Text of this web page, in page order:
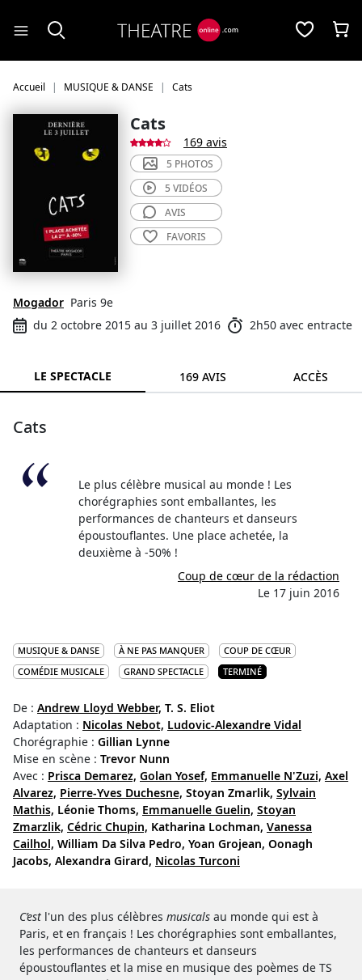
Accueil MUSIQUE & DANSE Cats
Cats
169 avis
Mogador Paris 9e
du 2 octobre 2015 au 3 juillet 2016
2h50 avec entracte
5 PHOTOS
5 VIDÉOS
AVIS
FAVORIS
LE SPECTACLE 169 AVIS ACCÈS
Cats
Le plus célèbre musical au monde ! Les
chorégraphies sont emballantes, les
performances de chanteurs et danseurs
époustouflantes. Une place achetée, la
deuxième à -50% !
Coup de cœur de la rédaction
Le 17 juin 2016
MUSIQUE & DANSE À NE PAS MANQUER
COUP DE CŒUR
COMÉDIE MUSICALE
GRAND SPECTACLE TERMINÉ
De : Andrew Lloyd Webber, T. S. Eliot
Adaptation : Nicolas Nebot, Ludovic-Alexandre Vidal
Chorégraphie : Gillian Lynne
Mise en scène : Trevor Nunn
Avec : Prisca Demarez, Golan Yosef, Emmanuelle N'Zuzi, Axel
Alvarez, Pierre-Yves Duchesne, Stoyan Zmarlik, Sylvain
Mathis, Léonie Thoms, Emmanuelle Guelin, Stoyan
Zmarzlik, Cédric Chupin, Katharina Lochman, Vanessa
Cailhol, William Da Silva Pedro, Yoan Grojean, Oonagh
Jacobs, Alexandra Girard, Nicolas Turconi
C’est l'un des plus célèbres musicals au monde qui est à
Paris, et en français ! Les chorégraphies sont emballantes,
les performances de chanteurs et danseurs
époustouflantes et la mise en musique des poèmes de TS